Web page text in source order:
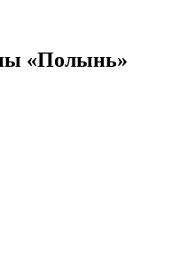
«Полынь»